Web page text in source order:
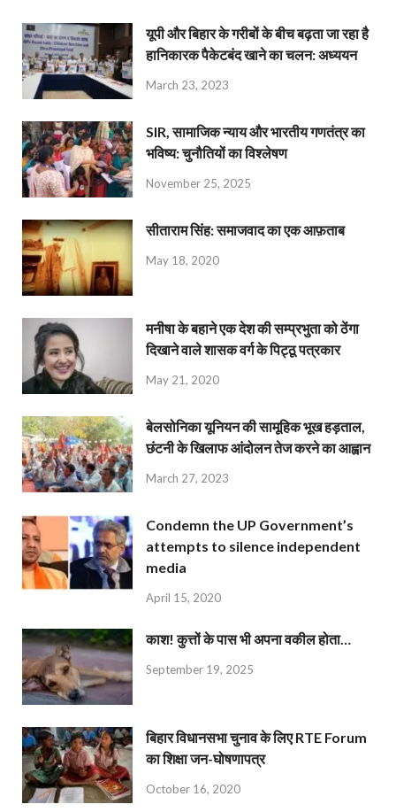
यूपी और बिहार के गरीबों के बीच बढ़ता जा रहा है
हानिकारक पैकेटबंद खाने का चलन: अध्ययन
March 23, 2023
SIR, सामाजिक न्याय और भारतीय गणतंत्र का
भविष्य: चुनौतियों का विश्लेषण
November 25, 2025
सीताराम सिंह: समाजवाद का एक आफ़ताब
May 18, 2020
मनीषा के बहाने एक देश की सम्प्रभुता को ठेंगा
दिखाने वाले शासक वर्ग के पिट्ठू पत्रकार
May 21, 2020
बेलसोनिका यूनियन की सामूहिक भूख हड़ताल,
छंटनी के खिलाफ आंदोलन तेज करने का आह्वान
March 27, 2023
Condemn the UP Government’s
attempts to silence independent
media
April 15, 2020
काश! कुत्तों के पास भी अपना वकील होता…
September 19, 2025
बिहार विधानसभा चुनाव के लिए RTE Forum
का शिक्षा जन-घोषणापत्र
October 16, 2020